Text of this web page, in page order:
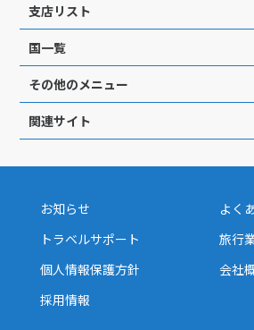
支店リスト
国一覧
その他のメニュー
関連サイト
お知らせ
よく
トラベルサポート
旅行
個人情報保護方針
会社
採用情報